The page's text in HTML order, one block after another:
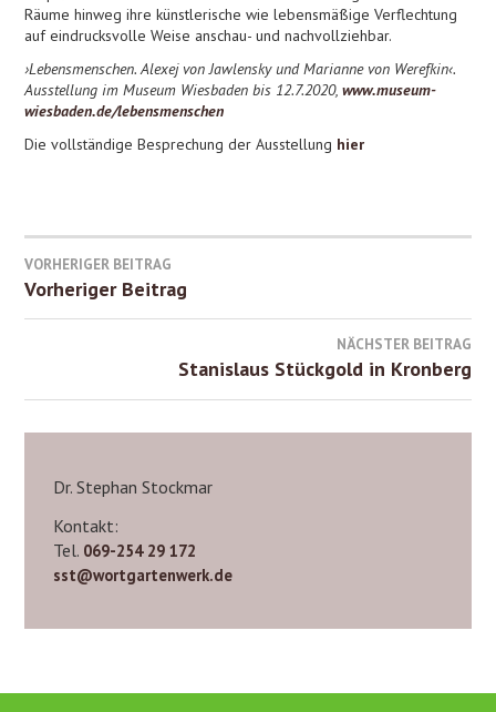
Räume hinweg ihre künstlerische wie lebensmäßige Verflechtung
auf eindrucksvolle Weise anschau- und nachvollziehbar.
›Lebensmenschen. Alexej von Jawlensky und Marianne von Werefkin‹.
Ausstellung im Museum Wiesbaden bis 12.7.2020,www.museum-
wiesbaden.de/lebensmenschen
Die vollständige Besprechung der Ausstellung hier
Beitrags-
Navigation
VORHERIGER BEITRAG
Vorheriger Beitrag
NÄCHSTER BEITRAG
Stanislaus Stückgold in Kronberg
Dr. Stephan Stockmar
Kontakt:
Tel. 069-254 29 172
sst@wortgartenwerk.de